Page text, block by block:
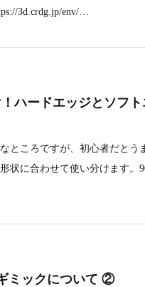
3d.crdg.jp/env/…
！ハードエッジとソフ
ところですが、初心者だとう
状に合わせて使い分けます。
ミックについて ②